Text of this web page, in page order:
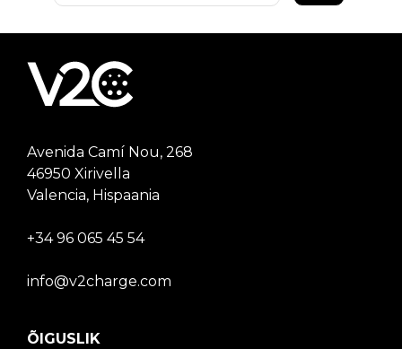
Avenida Camí Nou, 268
46950 Xirivella
Valencia, Hispaania
+34 96 065 45 54
info@v2charge.com
ÕIGUSLIK